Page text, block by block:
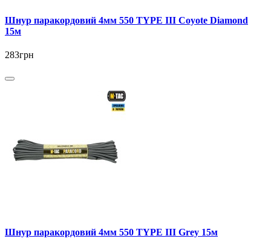
Шнур паракордовий 4мм 550 TYPE III Coyote Diamond
15м
283грн
Шнур паракордовий 4мм 550 TYPE III Grey 15м